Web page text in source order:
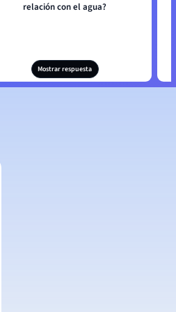
relación con el agua?
Mostrar respuesta